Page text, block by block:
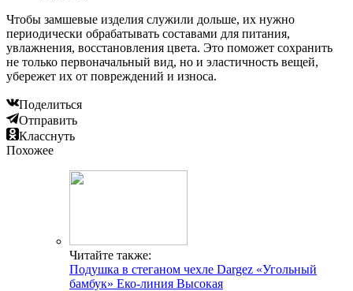
Чтобы замшевые изделия служили дольше, их нужно
периодически обрабатывать составами для питания,
увлажнения, восстановления цвета. Это поможет сохранить
не только первоначальный вид, но и эластичность вещей,
убережет их от повреждений и износа.
Поделиться
Отправить
Класснуть
Похожее
Читайте также:
Подушка в стеганом чехле Dargez «Угольный
бамбук» Еко-линия Высокая